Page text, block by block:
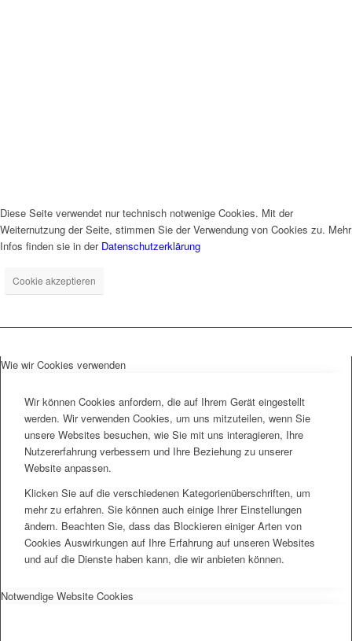
Diese Seite verwendet nur technisch notwenige Cookies. Mit der
Weiternutzung der Seite, stimmen Sie der Verwendung von Cookies zu. Mehr
Infos finden sie in der Datenschutzerklärung
Cookie akzeptieren
Wie wir Cookies verwenden
Wir können Cookies anfordern, die auf Ihrem Gerät eingestellt
werden. Wir verwenden Cookies, um uns mitzuteilen, wenn Sie
unsere Websites besuchen, wie Sie mit uns interagieren, Ihre
Nutzererfahrung verbessern und Ihre Beziehung zu unserer
Website anpassen.
Klicken Sie auf die verschiedenen Kategorienüberschriften, um
mehr zu erfahren. Sie können auch einige Ihrer Einstellungen
ändern. Beachten Sie, dass das Blockieren einiger Arten von
Cookies Auswirkungen auf Ihre Erfahrung auf unseren Websites
und auf die Dienste haben kann, die wir anbieten können.
Notwendige Website Cookies